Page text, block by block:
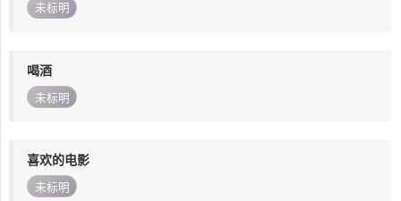
未标明
喝酒
未标明
喜欢的电影
未标明